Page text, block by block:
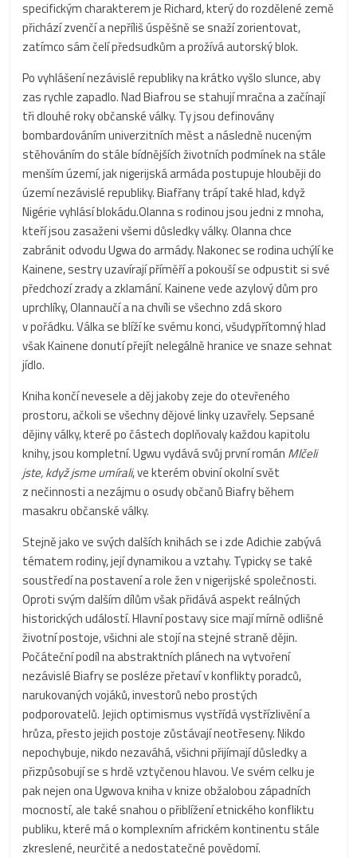
specifickým charakterem je Richard, který do rozdělené země
přichází zvenčí a nepříliš úspěšně se snaží zorientovat,
zatímco sám čelí předsudkům a prožívá autorský blok.
Po vyhlášení nezávislé republiky na krátko vyšlo slunce, aby
zas rychle zapadlo. Nad Biafrou se stahují mračna a začínají
tři dlouhé roky občanské války. Ty jsou definovány
bombardováním univerzitních měst a následně nuceným
stěhováním do stále bídnějších životních podmínek na stále
menším území, jak nigerijská armáda postupuje hlouběji do
území nezávislé republiky. Biafřany trápí také hlad, když
Nigérie vyhlásí blokádu.Olanna s rodinou jsou jedni z mnoha,
kteří jsou zasaženi všemi důsledky války. Olanna chce
zabránit odvodu Ugwa do armády. Nakonec se rodina uchýlí ke
Kainene, sestry uzavírají příměří a pokouší se odpustit si své
předchozí zrady a zklamání. Kainene vede azylový dům pro
uprchlíky, Olannaučí a na chvíli se všechno zdá skoro
v pořádku. Válka se blíží ke svému konci, všudypřítomný hlad
však Kainene donutí přejít nelegálně hranice ve snaze sehnat
jídlo.
Kniha končí nevesele a děj jakoby zeje do otevřeného
prostoru, ačkoli se všechny dějové linky uzavřely. Sepsané
dějiny války, které po částech doplňovaly každou kapitolu
knihy, jsou kompletní. Ugwu vydává svůj první román Mlčeli
jste, když jsme umírali, ve kterém obviní okolní svět
z nečinnosti a nezájmu o osudy občanů Biafry během
masakru občanské války.
Stejně jako ve svých dalších knihách se i zde Adichie zabývá
tématem rodiny, její dynamikou a vztahy. Typicky se také
soustředí na postavení a role žen v nigerijské společnosti.
Oproti svým dalším dílům však přidává aspekt reálných
historických událostí. Hlavní postavy sice mají mírně odlišné
životní postoje, všichni ale stojí na stejné straně dějin.
Počáteční podíl na abstraktních plánech na vytvoření
nezávislé Biafry se posléze přetaví v konflikty poradců,
narukovaných vojáků, investorů nebo prostých
podporovatelů. Jejich optimismus vystřídá vystřízlivění a
hrůza, přesto jejich postoje zůstávají neotřeseny. Nikdo
nepochybuje, nikdo nezaváhá, všichni přijímají důsledky a
přizpůsobují se s hrdě vztyčenou hlavou. Ve svém celku je
pak nejen ona Ugwova kniha v knize obžalobou západních
mocností, ale také snahou o přiblížení etnického konfliktu
publiku, které má o komplexním africkém kontinentu stále
zkreslené, neurčité a nedostatečné povědomí.